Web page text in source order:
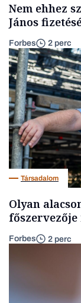
Nem ehhez
János
Forbes 2 perc
Társadalom
Olyan
Forbes 2 perc